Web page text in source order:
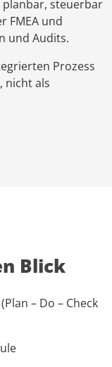
planbar, steuerbar
FMEA und
und Audits.
Prozess
nicht als
Blick
– Do – Check